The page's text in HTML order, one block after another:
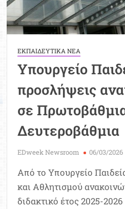
ΕΚΠΑΙΔΕΥΤΙΚΑ ΝΕΑ
Υπουργείο
προσλήψεις
σε
Δευτεροβάθμια
EDweek Newsroom 06/03/2026
Από το Υπουργείο
και Αθλητισμού
διδακτικό έτος 2025-